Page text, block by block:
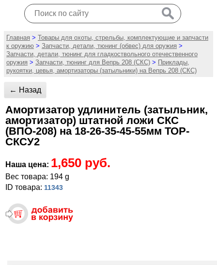
Главная > Товары для охоты, стрельбы, комплектующие и запчасти
к оружию > Запчасти, детали, тюнинг (обвес) для оружия >
Запчасти, детали, тюнинг для гладкоствольного отечественного
оружия > Запчасти, тюнинг для Вепрь 208 (СКС) > Приклады,
рукоятки, цевья, амортизаторы (затыльники) на Вепрь 208 (СКС)
← Назад
Амортизатор удлинитель (затыльник,
амортизатор) штатной ложи СКС
(ВПО-208) на 18-26-35-45-55мм ТОР-
СКСУ2
Наша цена: 1,650 руб.
Вес товара: 194 g
ID товара: 11343